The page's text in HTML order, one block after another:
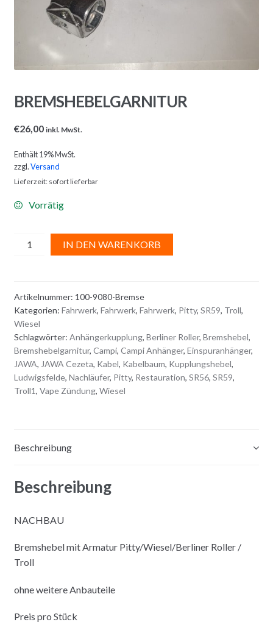
BREMSHEBELGARNITUR
€26,00 inkl. MwSt.
Enthält 19% MwSt.
zzgl.Versand
Lieferzeit: sofort lieferbar
Vorrätig
BREMSHEBELGARNITUR
IN DEN WARENKORB
n
a
t
i
v
Artikelnummer: 100-9080-Bremse
Kategorien: Fahrwerk, Fahrwerk, Fahrwerk, Pitty, SR59, Troll,
Wiesel
Schlagwörter: Anhängerkupplung, Berliner Roller, Bremshebel,
Bremshebelgarnitur, Campi, Campi Anhänger, Einspuranhänger,
JAWA, JAWA Cezeta, Kabel, Kabelbaum, Kupplungshebel,
Ludwigsfelde, Nachläufer, Pitty, Restauration, SR56, SR59,
Troll1, Vape Zündung, Wiesel
Beschreibung
Beschreibung
NACHBAU
Bremshebel mit Armatur Pitty/Wiesel/Berliner Roller /
Troll
ohne weitere Anbauteile
Preis pro Stück